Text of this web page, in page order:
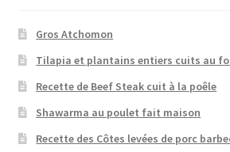
Gros Atchomon
Tilapia et plantains entiers cuits au
Recette de Beef Steak cuit à la poêle
Shawarma au poulet fait maison
Recette des Côtes levées de porc